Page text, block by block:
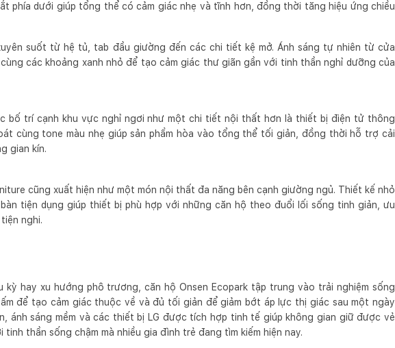
phía dưới giúp tổng thể có cảm giác nhẹ và tĩnh hơn, đồng thời tăng hiệu ứng chiều
suốt từ hệ tủ, tab đầu giường đến các chi tiết kệ mở. Ánh sáng tự nhiên từ cửa
các khoảng xanh nhỏ để tạo cảm giác thư giãn gần với tinh thần nghỉ dưỡng của
bố trí cạnh khu vực nghỉ ngơi như một chi tiết nội thất hơn là thiết bị điện tử thông
cùng tone màu nhẹ giúp sản phẩm hòa vào tổng thể tối giản, đồng thời hỗ trợ cải
gian kín.
cũng xuất hiện như một món nội thất đa năng bên cạnh giường ngủ. Thiết kế nhỏ
tiện dụng giúp thiết bị phù hợp với những căn hộ theo đuổi lối sống tinh giản, ưu
nghi.
hay xu hướng phô trương, căn hộ Onsen Ecopark tập trung vào trải nghiệm sống
để tạo cảm giác thuộc về và đủ tối giản để giảm bớt áp lực thị giác sau một ngày
ánh sáng mềm và các thiết bị LG được tích hợp tinh tế giúp không gian giữ được vẻ
thần sống chậm mà nhiều gia đình trẻ đang tìm kiếm hiện nay.